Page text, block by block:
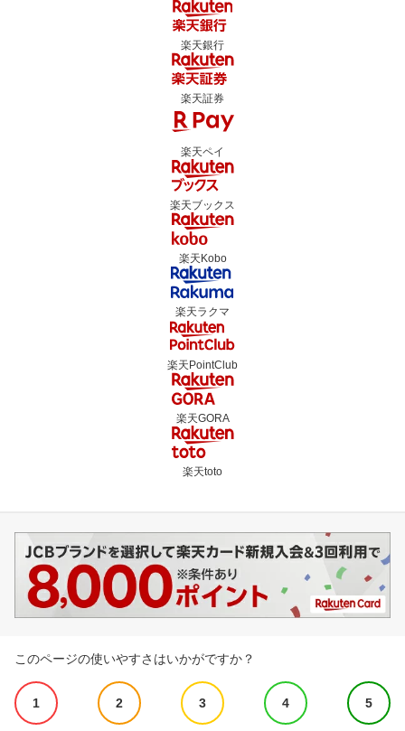
楽天銀行
楽天証券
楽天ペイ
楽天ブックス
楽天Kobo
楽天ラクマ
楽天PointClub
楽天GORA
楽天toto
このページの使いやすさはいかがですか？
1 2 3 4 5